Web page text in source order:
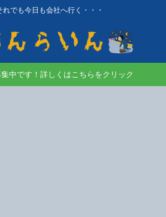
れでも今日も会社へ行く・・・
中です！詳しくはこちらをクリック